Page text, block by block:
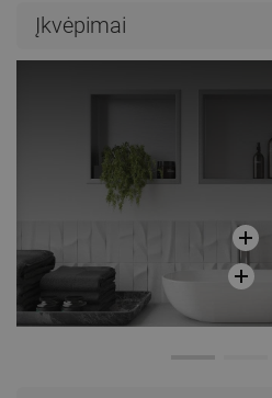
Įkvėpimai